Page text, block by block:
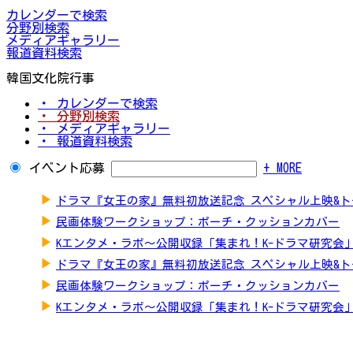
カレンダーで検索
分野別検索
メディアギャラリー
報道資料検索
韓国文化院行事
・ カレンダーで検索
・ 分野別検索
・ メディアギャラリー
・ 報道資料検索
イベント応募 + MORE
▶ ドラマ『女王の家』無料初放送記念 スペシャル上映&
▶ 民画体験ワークショップ：ポーチ・クッションカバー
▶ Kエンタメ・ラボ～公開収録「集まれ！K-ドラマ研究会」
▶ ドラマ『女王の家』無料初放送記念 スペシャル上映&
▶ 民画体験ワークショップ：ポーチ・クッションカバー
▶ Kエンタメ・ラボ～公開収録「集まれ！K-ドラマ研究会」